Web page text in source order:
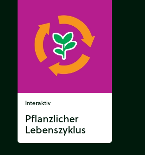
Interaktiv
Pflanzlicher
Lebenszyklus